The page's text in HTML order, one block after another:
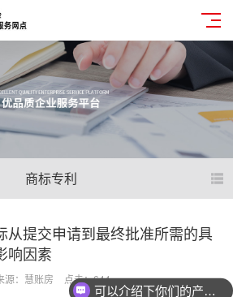
商标专利
从提交申请到最终批准所需的具
响因素
源：慧账房 点击：644